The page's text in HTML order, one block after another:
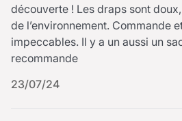
découverte ! Les draps sont
de l’environnement. Commande
impeccables. Il y a un aussi un
recommande
23/07/24